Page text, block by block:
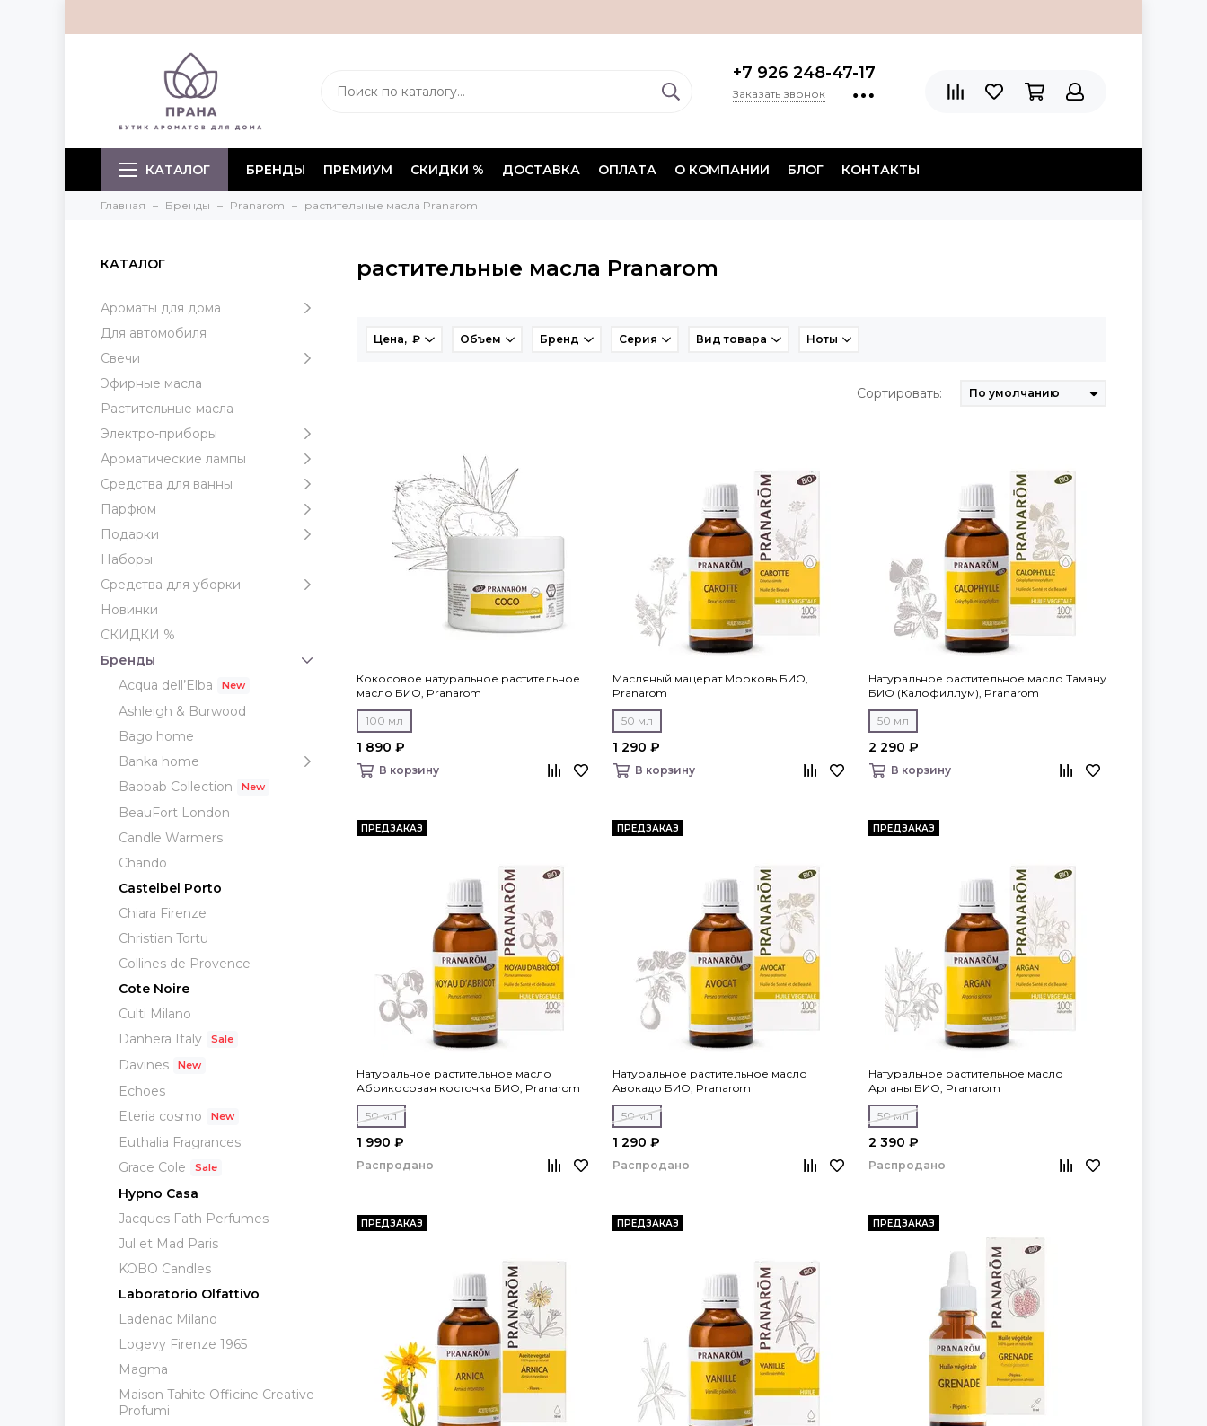
+7 926 248-47-17
Заказать звонок
КАТАЛОГ БРЕНДЫ ПРЕМИУМ СКИДКИ % ДОСТАВКА ОПЛАТА О КОМПАНИИ БЛОГ КОНТАКТЫ
Главная Бренды Pranarom растительные масла Pranarom
КАТАЛОГ
Ароматы для дома
Для автомобиля
Свечи
Эфирные масла
Растительные масла
Электро-приборы
Ароматические лампы
Средства для ванны
Парфюм
Подарки
Наборы
Средства для уборки
Новинки
СКИДКИ %
Бренды
Acqua dell’Elba
Ashleigh & Burwood
Bago home
Banka home
Baobab Collection
BeauFort London
Candle Warmers
Chando
Castelbel Porto
Chiara Firenze
Christian Tortu
Collines de Provence
Cote Noire
Culti Milano
Danhera Italy
Davines
Echoes
Eteria cosmo
Euthalia Fragrances
Grace Cole
Hypno Casa
Jacques Fath Perfumes
Jul et Mad Paris
KOBO Candles
Laboratorio Olfattivo
Ladenac Milano
Logevy Firenze 1965
Magma
Maison Tahite Officine Creative
Profumi
растительные масла Pranarom
Цена, ₽ Объем Бренд Серия Вид товара Ноты
Сортировать:
Кокосовое натуральное растительное
масло БИО, Pranarom
100 мл
1 890 ₽
В корзину
Масляный мацерат Морковь БИО,
Pranarom
50 мл
1 290 ₽
В корзину
Натуральное растительное масло Таману
БИО (Калофиллум), Pranarom
50 мл
2 290 ₽
В корзину
ПРЕДЗАКАЗ
Натуральное растительное масло
Абрикосовая косточка БИО, Pranarom
50 мл
1 990 ₽
Распродано
ПРЕДЗАКАЗ
Натуральное растительное масло
Авокадо БИО, Pranarom
50 мл
1 290 ₽
Распродано
ПРЕДЗАКАЗ
Натуральное растительное масло
Арганы БИО, Pranarom
50 мл
2 390 ₽
Распродано
ПРЕДЗАКАЗ ПРЕДЗАКАЗ ПРЕДЗАКАЗ